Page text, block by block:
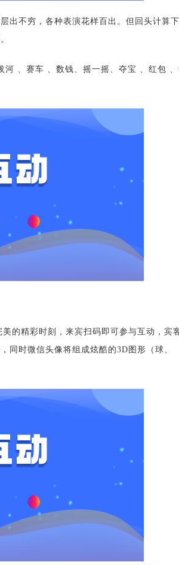
出不穷，各种表演花样百出。但回头计算
、赛车 、数钱、摇一摇、夺宝 、红包
的精彩时刻，来宾扫码即可参与互动，宾
同时微信头像将组成炫酷的3D图形（球、